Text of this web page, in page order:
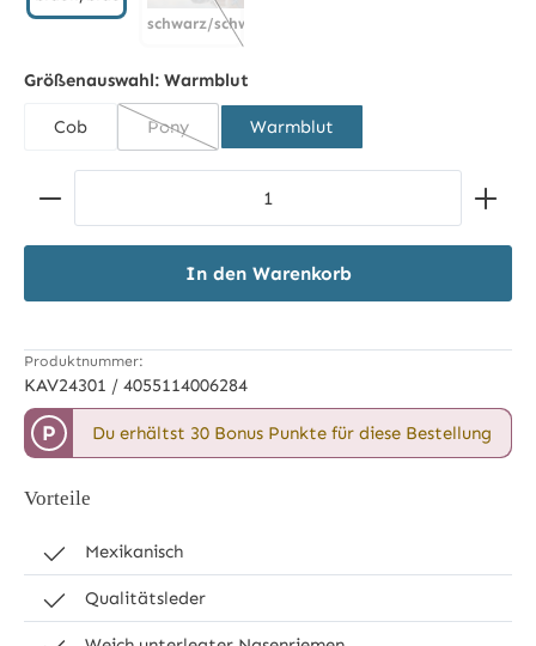
braun/braunschwarz/schwarz
Größenauswahl: Warmblut
Cob Pony
(Diese Option ist zurzeit nicht verfügbar.)
Warmblut
Produkt Anzahl: Gib den gewünschten Wert ein
In den Warenkorb
Produktnummer:
KAV24301 / 4055114006284
P Du erhältst 30 Bonus Punkte für diese Bestellung
Vorteile
Mexikanisch
Qualitätsleder